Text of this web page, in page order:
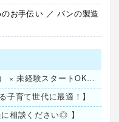
お手伝い ／ パンの製造
【 デスクワーク（総務事務） × 未経験スタートOK！ 】
子育て世代に最適！】
相談ください◎ 】